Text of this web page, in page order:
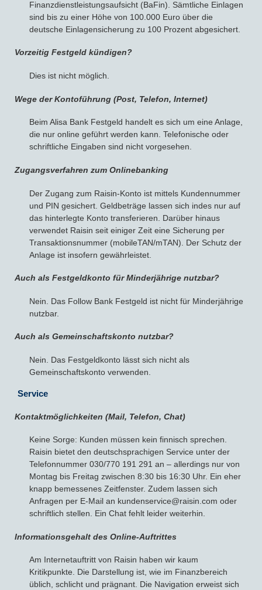
Finanzdienstleistungsaufsicht (BaFin). Sämtliche Einlagen
sind bis zu einer Höhe von 100.000 Euro über die
deutsche Einlagensicherung zu 100 Prozent abgesichert.
Vorzeitig Festgeld kündigen?
Dies ist nicht möglich.
Wege der Kontoführung (Post, Telefon, Internet)
Beim Alisa Bank Festgeld handelt es sich um eine Anlage,
die nur online geführt werden kann. Telefonische oder
schriftliche Eingaben sind nicht vorgesehen.
Zugangsverfahren zum Onlinebanking
Der Zugang zum Raisin-Konto ist mittels Kundennummer
und PIN gesichert. Geldbeträge lassen sich indes nur auf
das hinterlegte Konto transferieren. Darüber hinaus
verwendet Raisin seit einiger Zeit eine Sicherung per
Transaktionsnummer (mobileTAN/mTAN). Der Schutz der
Anlage ist insofern gewährleistet.
Auch als Festgeldkonto für Minderjährige nutzbar?
Nein. Das Follow Bank Festgeld ist nicht für Minderjährige
nutzbar.
Auch als Gemeinschaftskonto nutzbar?
Nein. Das Festgeldkonto lässt sich nicht als
Gemeinschaftskonto verwenden.
Service
Kontaktmöglichkeiten (Mail, Telefon, Chat)
Keine Sorge: Kunden müssen kein finnisch sprechen.
Raisin bietet den deutschsprachigen Service unter der
Telefonnummer 030/770 191 291 an – allerdings nur von
Montag bis Freitag zwischen 8:30 bis 16:30 Uhr. Ein eher
knapp bemessenes Zeitfenster. Zudem lassen sich
Anfragen per E-Mail an kundenservice@raisin.com oder
schriftlich stellen. Ein Chat fehlt leider weiterhin.
Informationsgehalt des Online-Auftrittes
Am Internetauftritt von Raisin haben wir kaum
Kritikpunkte. Die Darstellung ist, wie im Finanzbereich
üblich, schlicht und prägnant. Die Navigation erweist sich